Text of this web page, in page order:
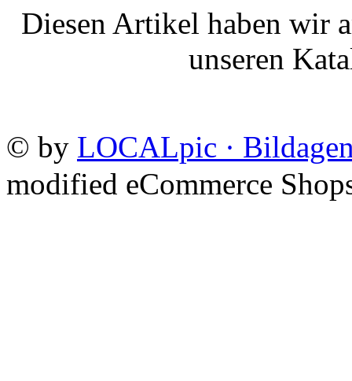
Diesen Artikel haben wir
unseren
© by LOCALpic ·
modified eCommerce